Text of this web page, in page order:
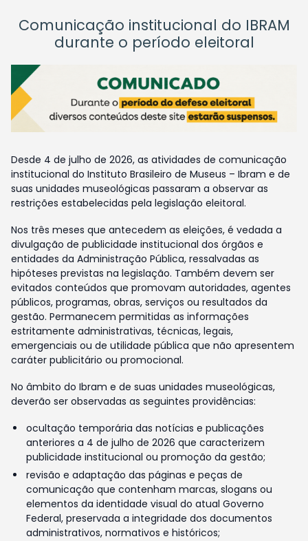
Comunicação institucional do IBRAM
durante o período eleitoral
Desde 4 de julho de 2026, as atividades de comunicação
institucional do Instituto Brasileiro de Museus – Ibram e de
suas unidades museológicas passaram a observar as
restrições estabelecidas pela legislação eleitoral.
Nos três meses que antecedem as eleições, é vedada a
divulgação de publicidade institucional dos órgãos e
entidades da Administração Pública, ressalvadas as
hipóteses previstas na legislação. Também devem ser
evitados conteúdos que promovam autoridades, agentes
públicos, programas, obras, serviços ou resultados da
gestão. Permanecem permitidas as informações
estritamente administrativas, técnicas, legais,
emergenciais ou de utilidade pública que não apresentem
caráter publicitário ou promocional.
No âmbito do Ibram e de suas unidades museológicas,
deverão ser observadas as seguintes providências:
ocultação temporária das notícias e publicações
anteriores a 4 de julho de 2026 que caracterizem
publicidade institucional ou promoção da gestão;
revisão e adaptação das páginas e peças de
comunicação que contenham marcas, slogans ou
elementos da identidade visual do atual Governo
Federal, preservada a integridade dos documentos
administrativos, normativos e históricos;